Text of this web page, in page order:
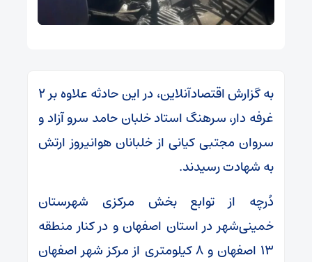
به گزارش اقتصادآنلاین، در این حادثه علاوه بر ۲
غرفه دار، سرهنگ استاد خلبان حامد سرو آزاد و
سروان مجتبی کیانی از خلبانان هوانیروز ارتش
به شهادت رسیدند.
دُرچه از توابع بخش مرکزی شهرستان
خمینی‌شهر در استان اصفهان و در کنار منطقه
۱۳ اصفهان و ۸ کیلومتری از مرکز شهر اصفهان